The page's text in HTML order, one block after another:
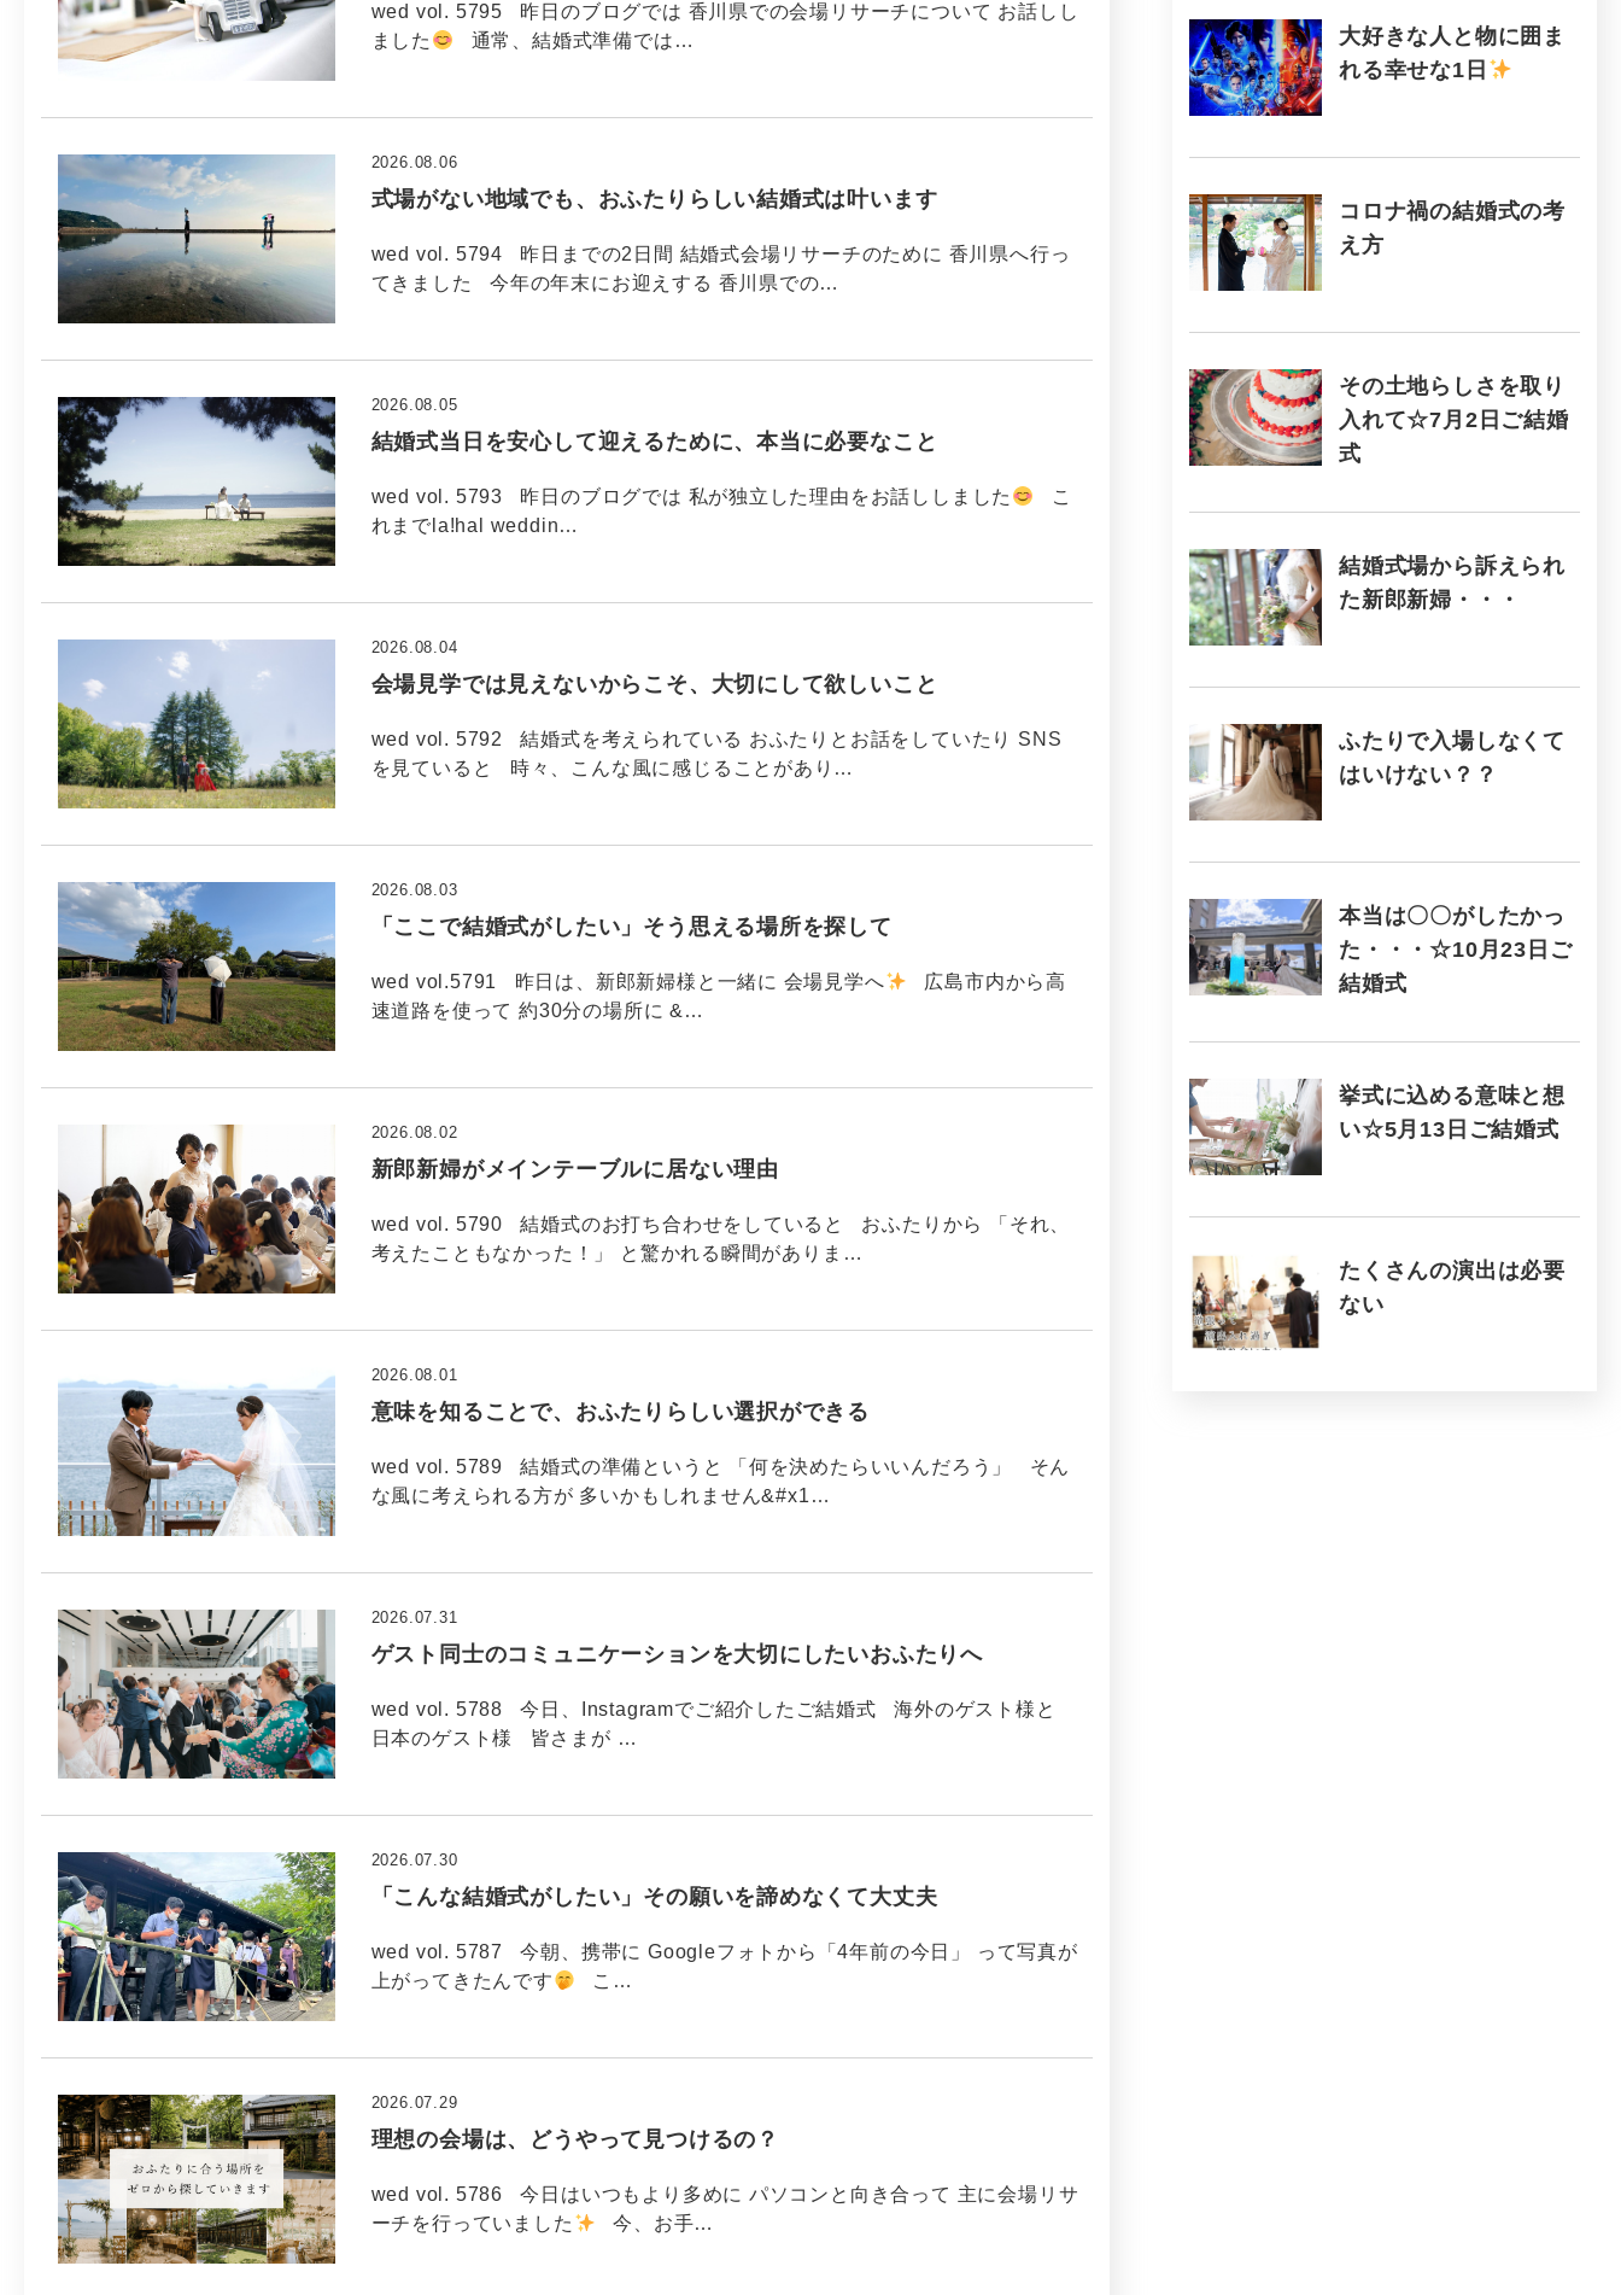
wed vol. 5795 昨日のブログでは 香川県での会場リサーチについて お話しし
ました
通常、結婚式準備では…
式場がない地域でも、おふたりらしい結婚式は叶います
2026.08.06
wed vol. 5794 昨日までの2日間 結婚式会場リサーチのために 香川県へ行っ
てきました 今年の年末にお迎えする 香川県での…
結婚式当日を安心して迎えるために、本当に必要なこと
2026.08.05
wed vol. 5793 昨日のブログでは 私が独立した理由をお話ししました
こ
れまでla!hal weddin…
会場見学では見えないからこそ、大切にして欲しいこと
2026.08.04
wed vol. 5792 結婚式を考えられている おふたりとお話をしていたり SNS
を見ていると 時々、こんな風に感じることがあり…
「ここで結婚式がしたい」そう思える場所を探して
2026.08.03
wed vol.5791 昨日は、新郎新婦様と一緒に 会場見学へ
広島市内から高
速道路を使って 約30分の場所に &…
新郎新婦がメインテーブルに居ない理由
2026.08.02
wed vol. 5790 結婚式のお打ち合わせをしていると おふたりから 「それ、
考えたこともなかった！」 と驚かれる瞬間がありま…
意味を知ることで、おふたりらしい選択ができる
2026.08.01
wed vol. 5789 結婚式の準備というと 「何を決めたらいいんだろう」 そん
な風に考えられる方が 多いかもしれません&#x1…
ゲスト同士のコミュニケーションを大切にしたいおふたりへ
2026.07.31
wed vol. 5788 今日、Instagramでご紹介したご結婚式 海外のゲスト様と
日本のゲスト様 皆さまが …
「こんな結婚式がしたい」その願いを諦めなくて大丈夫
2026.07.30
wed vol. 5787 今朝、携帯に Googleフォトから「4年前の今日」 って写真が
上がってきたんです
こ…
理想の会場は、どうやって見つけるの？
2026.07.29
wed vol. 5786 今日はいつもより多めに パソコンと向き合って 主に会場リサ
ーチを行っていました
今、お手…
大好きな人と物に囲ま
れる幸せな1日
コロナ禍の結婚式の考
え方
その土地らしさを取り
入れて☆7月2日ご結婚
式
結婚式場から訴えられ
た新郎新婦・・・
ふたりで入場しなくて
はいけない？？
本当は〇〇がしたかっ
た・・・☆10月23日ご
結婚式
挙式に込める意味と想
い☆5月13日ご結婚式
たくさんの演出は必要
ない